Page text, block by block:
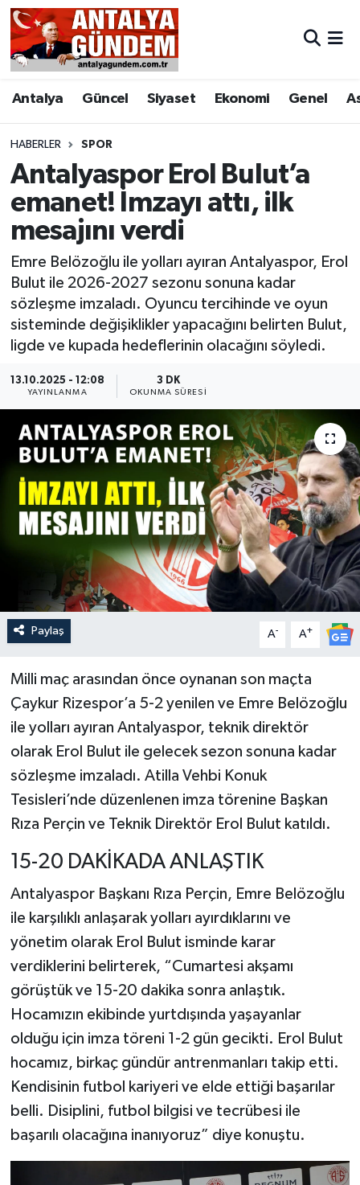
Antalya Güncel Siyaset Ekonomi Genel
HABERLER SPOR
Antalyaspor Erol Bulut’a
emanet! İmzayı attı, ilk
mesajını verdi
Emre Belözoğlu ile yolları ayıran Antalyaspor, Erol
Bulut ile 2026-2027 sezonu sonuna kadar
sözleşme imzaladı. Oyuncu tercihinde ve oyun
sisteminde değişiklikler yapacağını belirten Bulut,
ligde ve kupada hedeflerinin olacağını söyledi.
13.10.2025 - 12:08
YAYINLANMA
3 DK
OKUNMA SÜRESI
Paylaş A- A+
Milli maç arasından önce oynanan son maçta
Çaykur Rizespor’a 5-2 yenilen ve Emre Belözoğlu
ile yolları ayıran Antalyaspor, teknik direktör
olarak Erol Bulut ile gelecek sezon sonuna kadar
sözleşme imzaladı. Atilla Vehbi Konuk
Tesisleri’nde düzenlenen imza törenine Başkan
Rıza Perçin ve Teknik Direktör Erol Bulut katıldı.
15-20 DAKİKADA ANLAŞTIK
Antalyaspor Başkanı Rıza Perçin, Emre Belözoğlu
ile karşılıklı anlaşarak yolları ayırdıklarını ve
yönetim olarak Erol Bulut isminde karar
verdiklerini belirterek, “Cumartesi akşamı
görüştük ve 15-20 dakika sonra anlaştık.
Hocamızın ekibinde yurtdışında yaşayanlar
olduğu için imza töreni 1-2 gün gecikti. Erol Bulut
hocamız, birkaç gündür antrenmanları takip etti.
Kendisinin futbol kariyeri ve elde ettiği başarılar
belli. Disiplini, futbol bilgisi ve tecrübesi ile
başarılı olacağına inanıyoruz” diye konuştu.
Antalya
Asayiş
Bilim & Teknoloji
Bölge
EĞİTİM
Ekonomi
Genel
Görüntülü Haber
Güncel
Kültür & Sanat
Resmi İlan
Sağlık & Yaşam
Siyaset
Spor
Antalya Nöbetçi Eczaneler
Antalya Hava Durumu
Antalya Namaz Vakitleri
Antalya Trafik Yoğunluk Haritası
Süper Lig Puan Durumu ve Fikstür
Tüm Manşetler
Son Dakika Haberleri
Haber Arşivi